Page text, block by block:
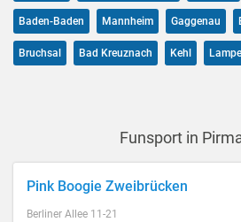
Baden-Baden Mannheim Gaggenau
Bruchsal Bad Kreuznach Kehl
Funsport in
Pink Boogie Zweibrücken
Berliner Allee 11-21